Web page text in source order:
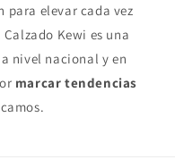
elevar cada vez
Kewi es una
nivel nacional y en
marcar tendencias